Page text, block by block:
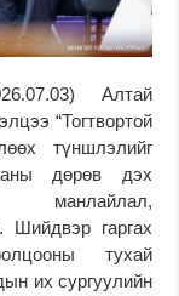
Алтай
“Тогтвортой
түншлэлийг
дөрөв дэх
манлайлал,
Шийдвэр гаргах
тухай
их сургуулийн